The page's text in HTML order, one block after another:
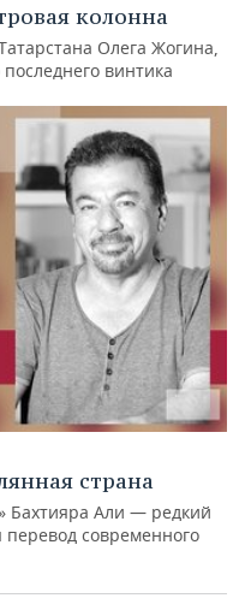
колонна
Олега Жогина,
винтика
страна
Бахтияра Али — редкий
перевод современного